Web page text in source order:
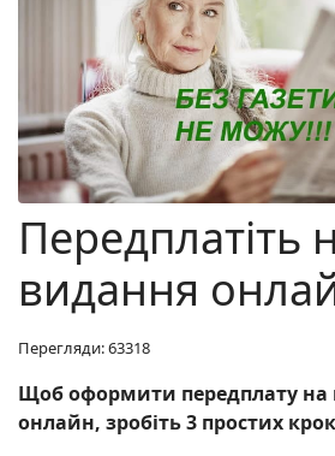
Передплатіть
видання
Перегляди: 63318
Щоб оформити передплату
онлайн, зробіть 3 простих